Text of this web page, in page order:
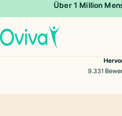
Über 1 Million